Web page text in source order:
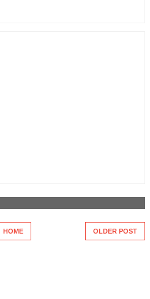
OLDER POST
HOME